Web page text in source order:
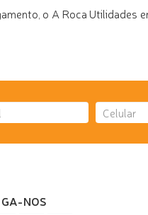
o A Roca Utilidades
NOS